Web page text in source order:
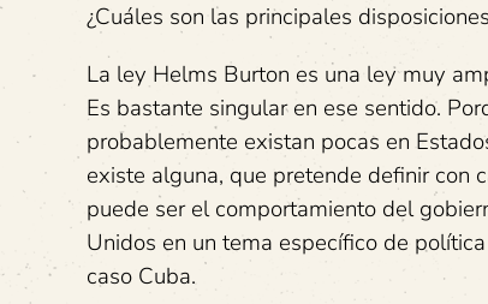
¿Cuáles son las principales
La ley Helms Burton es una ley muy
Es bastante singular en ese sentido.
probablemente existan pocas en
existe alguna, que pretende definir con
puede ser el comportamiento del
Unidos en un tema específico de
caso Cuba.